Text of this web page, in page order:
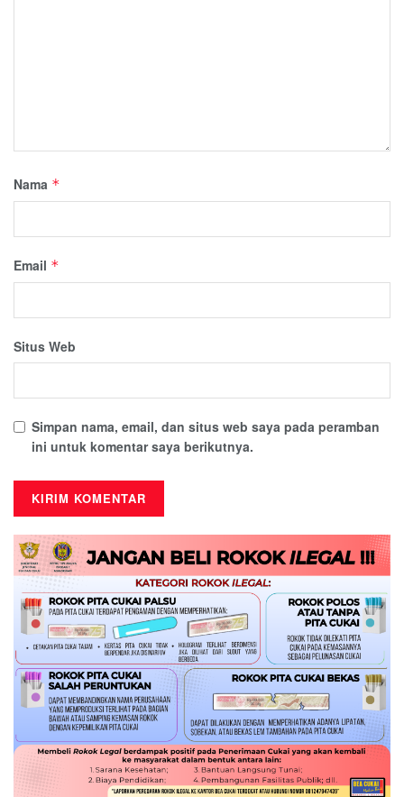
Nama *
Email *
Situs Web
Simpan nama, email, dan situs web saya pada peramban
ini untuk komentar saya berikutnya.